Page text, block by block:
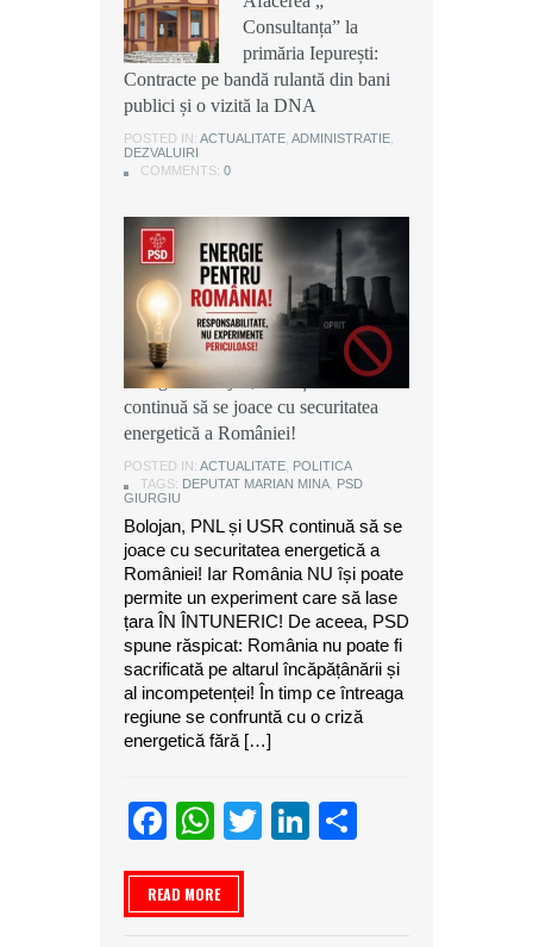
Consultanța” la
primăria Iepurești:
Contracte pe bandă rulantă din bani
publici și o vizită la DNA
POSTED IN: ACTUALITATE ADMINISTRATIE
DEZVALUIRI
COMMENTS: 0
Consultanța” la
primăria Iepurești:
Contracte pe bandă rulantă din bani
publici și o vizită la DNA
POSTED IN: ACTUALITATE ADMINISTRATIE
DEZVALUIRI
COMMENTS: 0
Consultanța” la
primăria Iepurești:
Contracte pe bandă rulantă din bani
publici și o vizită la DNA
POSTED IN: ACTUALITATE ADMINISTRATIE
DEZVALUIRI
COMMENTS: 0
Marian Mina, deputat PSD de
Giurgiu: Bolojan, PNL și USR
continuă să se joace cu securitatea
energetică a României!
POSTED IN: ACTUALITATE POLITICA
TAGS: DEPUTAT MARIAN MINA PSD
GIURGIU
Bolojan, PNL și USR continuă să se
joace cu securitatea energetică a
României! Iar România NU își poate
permite un experiment care să lase
țara ÎN ÎNTUNERIC! De aceea, PSD
spune răspicat: România nu poate fi
sacrificată pe altarul încăpățânării și
al incompetenței! În timp ce întreaga
regiune se confruntă cu o criză
energetică fără […]
Facebook
WhatsApp
TwitterLinkedIn
READ MORE